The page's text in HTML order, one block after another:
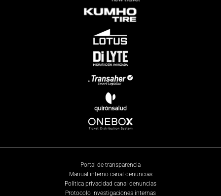
Portal de transparencia
Manual interno canal denuncias
Política privacidad canal denuncias
Protocolo investigaciones internas